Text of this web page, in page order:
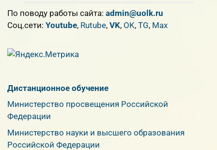
По поводу работы сайта: admin@uolk.ru
Cоц.сети: Youtube, Rutube, VK, OK, TG, Max
Дистанционное обучение
Министерство просвещения Российской
Федерации
Министерство науки и высшего образования
Российской Федерации